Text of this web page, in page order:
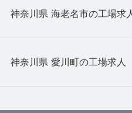
神奈川県 海老名市の工場求
神奈川県 愛川町の工場求人